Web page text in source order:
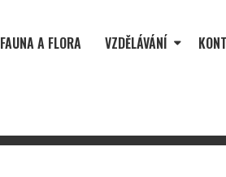
FAUNA A FLORA VZDĚLÁVÁNÍ